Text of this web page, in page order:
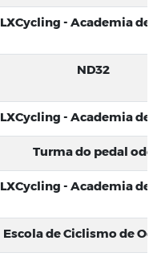
LXCycling - Academia de
ND32
LXCycling - Academia de
Turma do pedal odc
LXCycling - Academia de
Escola de Ciclismo de